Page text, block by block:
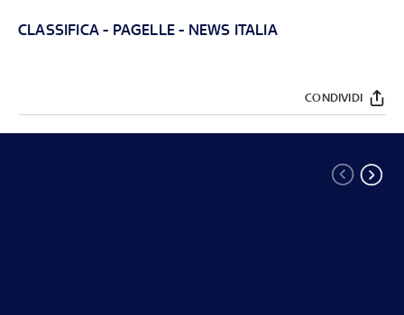
CLASSIFICA - PAGELLE - NEWS ITALIA
CONDIVIDI